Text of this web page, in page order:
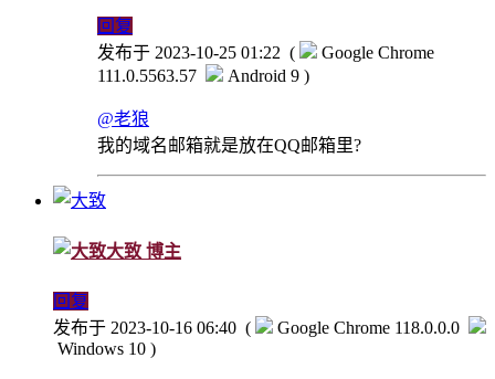
回复
发布于 2023-10-25 01:22 (
Google Chrome
111.0.5563.57
Android 9 )
@老狼
我的域名邮箱就是放在QQ邮箱里?
大致 博主
回复
发布于 2023-10-16 06:40 (
Google Chrome 118.0.0.0
Windows 10 )